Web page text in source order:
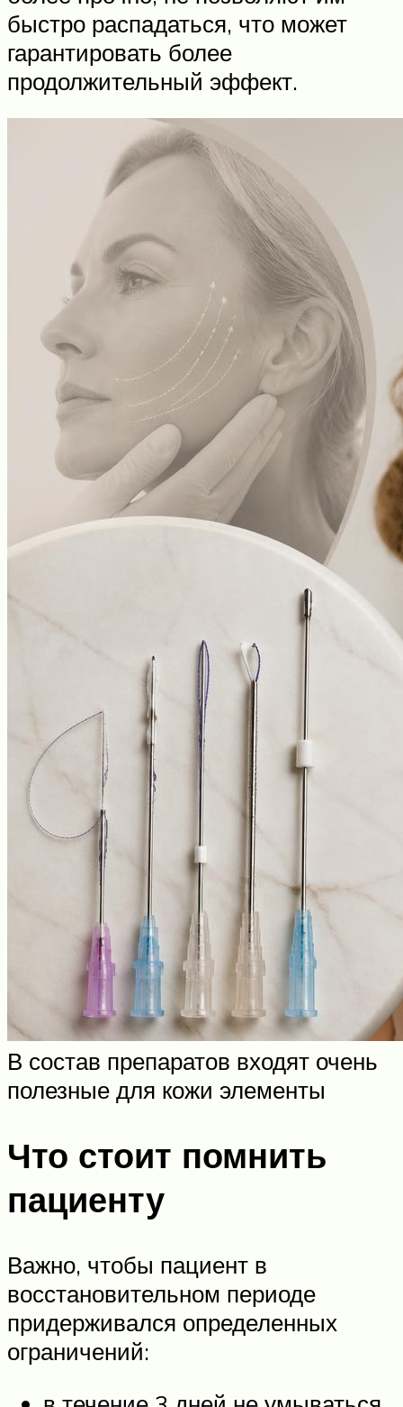
быстро распадаться, что может
гарантировать более
продолжительный эффект.
В состав препаратов входят очень
полезные для кожи элементы
Что стоит помнить
пациенту
Важно, чтобы пациент в
восстановительном периоде
придерживался определенных
ограничений: